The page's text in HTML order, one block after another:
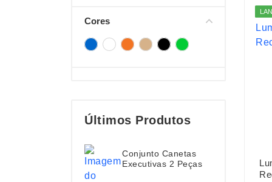
Cores
Últimos Produtos
Conjunto Canetas
Executivas 2 Peças